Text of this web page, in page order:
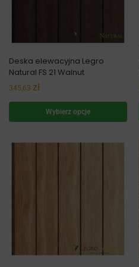
Deska elewacyjna Legro
Natural FS 21 Walnut
345,63 zł
Wybierz opcje